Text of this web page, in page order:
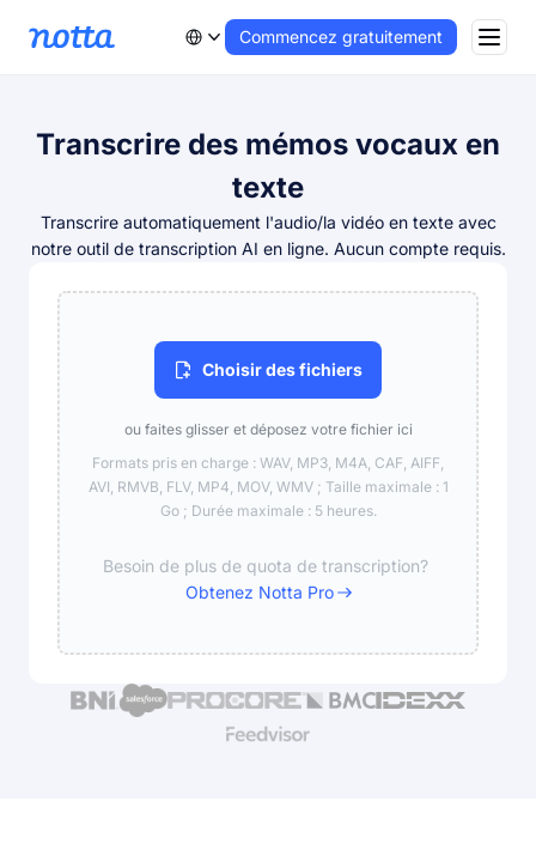
Commencez gratuitement
Transcrire des mémos vocaux en
texte
Transcrire automatiquement l'audio/la vidéo en texte avec
notre outil de transcription AI en ligne. Aucun compte requis.
Choisir des fichiers
ou faites glisser et déposez votre fichier ici
Formats pris en charge : WAV, MP3, M4A, CAF, AIFF,
AVI, RMVB, FLV, MP4, MOV, WMV ; Taille maximale : 1
Go ; Durée maximale : 5 heures.
Besoin de plus de quota de transcription?
Obtenez Notta Pro